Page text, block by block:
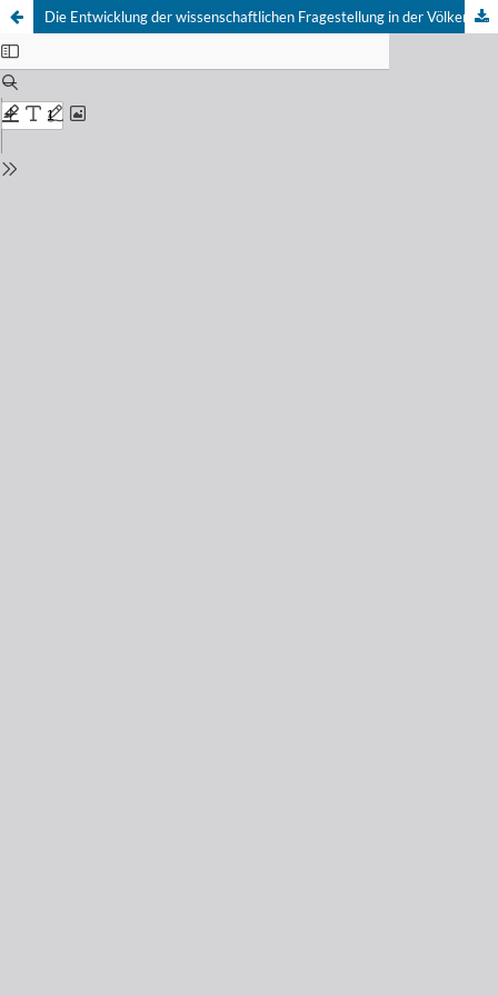
Die Entwicklung der wissenschaftlichen Fragestellung in der Völkerkunde seit Friedrich Ratzel und Adolf Bastian